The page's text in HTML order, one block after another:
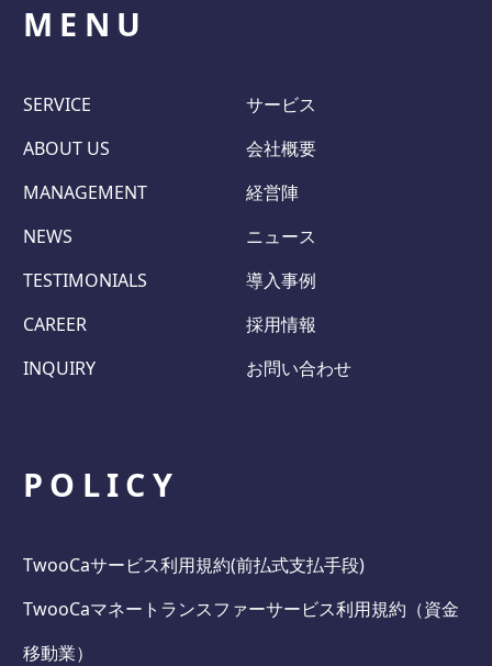
MENU
SERVICE
サービス
ABOUT US
会社概要
MANAGEMENT
経営陣
NEWS
ニュース
TESTIMONIALS
導入事例
CAREER
採用情報
INQUIRY
お問い合わせ
POLICY
TwooCaサービス利用規約(前払式支払手段)
TwooCaマネートランスファーサービス利用規約（資金
移動業）